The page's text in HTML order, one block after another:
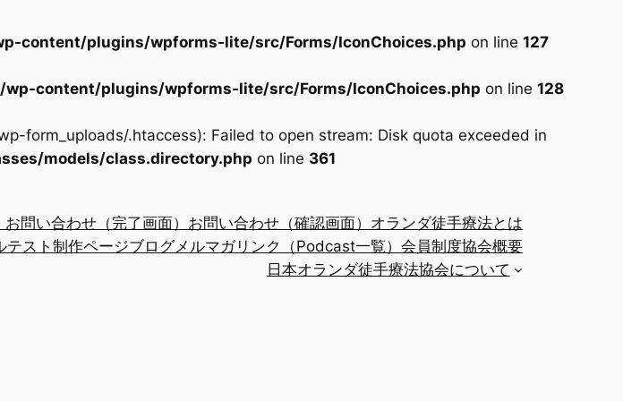
content/plugins/wpforms-lite/src/Forms/IconChoices.php on line 127
content/plugins/wpforms-lite/src/Forms/IconChoices.php on line 128
form_uploads/.htaccess): Failed to open stream: Disk quota exceeded in
models/class.directory.php on line 361
お問い合わせ（完了画面） お問い合わせ（確認画面） オランダ徒手療法とは
テスト制作ページブログメルマガリンク（Podcast一覧） 会員制度協会概要
日本オランダ徒手療法協会について